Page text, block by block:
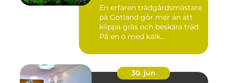
En erfaren trädgårdsmästare
på Gotland gör mer än att
klippa gräs och beskära träd.
På en ö med kalk...
30. jun